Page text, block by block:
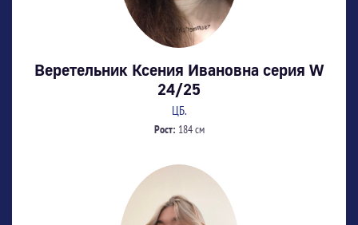
Веретельник Ксения Ивановна серия W
24/25
ЦБ.
Рост: 184 см